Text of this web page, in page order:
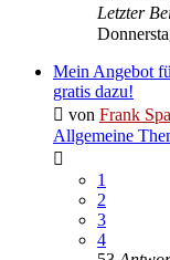
Letzter
Mein Angebot
gratis dazu!
von Frank
Allgemeine
1
2
3
4